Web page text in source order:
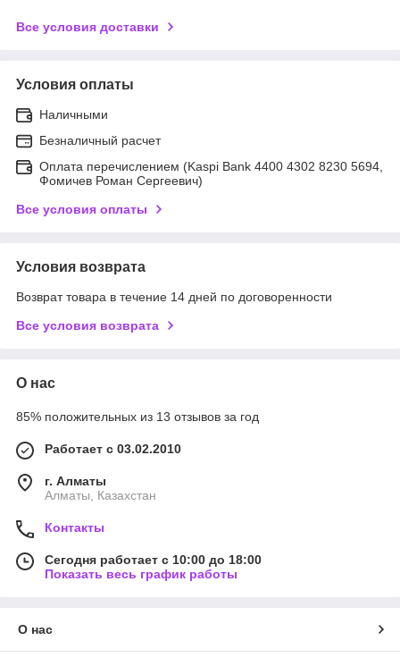
Все условия доставки
Условия оплаты
Наличными
Безналичный расчет
Оплата перечислением (Kaspi Bank 4400 4302 8230 5694,
Фомичев Роман Сергеевич)
Все условия оплаты
Условия возврата
Возврат товара в течение 14 дней по договоренности
Все условия возврата
О нас
85% положительных из 13 отзывов за год
Работает с 03.02.2010
г. Алматы
Алматы, Казахстан
Контакты
Сегодня работает с 10:00 до 18:00
Показать весь график работы
О нас